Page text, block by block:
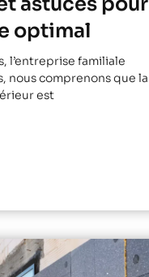
optimal
l’entreprise familiale
nous comprenons que la
est